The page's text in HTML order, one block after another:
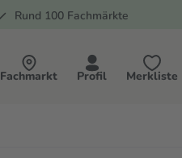
Rund 100 Fachmärkte
Fachmarkt Profil Merkliste